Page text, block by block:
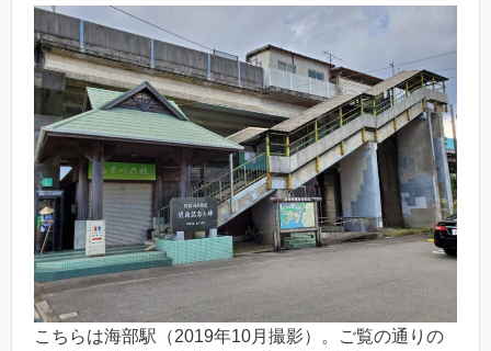
こちらは海部駅（2019年10月撮影）。ご覧の通りの